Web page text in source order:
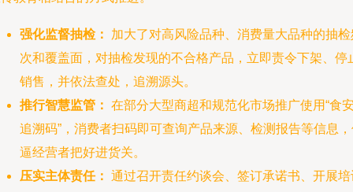
强化监督抽检：
加大了对高风险品种、消费量大品种的抽检
次和覆盖面，对抽检发现的不合格产品，立即责令下架、停
销售，并依法查处，追溯源头。
推行智慧监管： 在部分大型商超和规范化市场推广使用“食
追溯码”，消费者扫码即可查询产品来源、检测报告等信息
逼经营者把好进货关。
压实主体责任： 通过召开责任约谈会、签订承诺书、开展培